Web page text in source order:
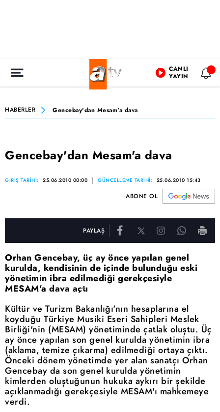
CANLI
YAYIN
HABERLER Gencebay'dan Mesam'a dava
Gencebay'dan Mesam'a dava
GİRİŞ TARİHİ: 25.06.2010 00:00 GÜNCELLEME TARİHİ: 25.06.2010 15:43
ABONE OL
PAYLAŞ
Orhan Gencebay, üç ay önce yapılan genel
kurulda, kendisinin de içinde bulunduğu eski
yönetimin ibra edilmediği gerekçesiyle
MESAM'a dava açtı
Kültür ve Turizm Bakanlığı'nın hesaplarına el
koyduğu Türkiye Musiki Eseri Sahipleri Meslek
Birliği'nin (MESAM) yönetiminde çatlak oluştu. Üç
ay önce yapılan son genel kurulda yönetimin ibra
(aklama, temize çıkarma) edilmediği ortaya çıktı.
Önceki dönem yönetimde yer alan sanatçı Orhan
Gencebay da son genel kurulda yönetimin
kimlerden oluştuğunun hukuka aykırı bir şekilde
açıklanmadığı gerekçesiyle MESAM'ı mahkemeye
verdi.